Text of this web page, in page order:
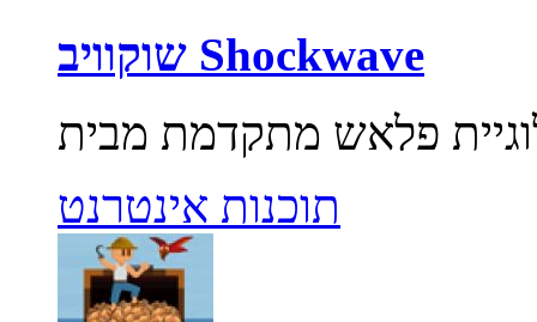
שוקוויב Shockwave
תוכנות אינטרנט